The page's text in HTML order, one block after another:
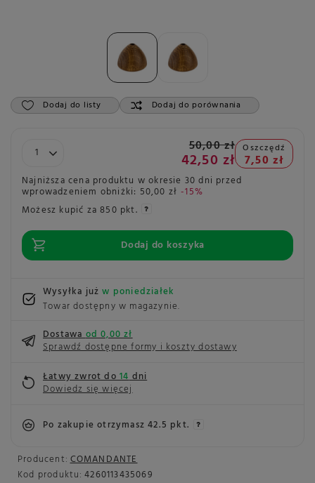
Dodaj do listy Dodaj do porównania
Producent: COMANDANTE
Kod produktu: 4260113435069
50,00 zł
42,50 zł
Oszczędź
7,50 zł
Najniższa cena produktu w okresie 30 dni przed
wprowadzeniem obniżki: 50,00 zł -15%
Możesz kupić za850 pkt.
Dodaj do koszyka
Wysyłka jużw poniedziałek
Towar dostępny w magazynie
Dostawaod 0,00 zł
Sprawdź dostępne formy i koszty dostawy
Łatwy zwrot do14dni
Dowiedz się więcej
Po zakupie otrzymasz42.5 pkt.